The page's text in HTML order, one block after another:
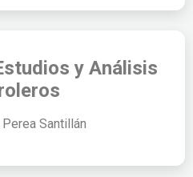
y Análisis
Santillán